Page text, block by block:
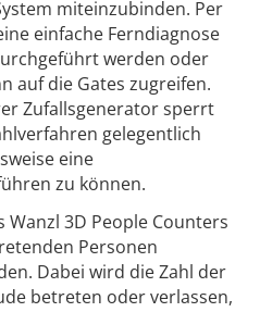
miteinzubinden. Per
einfache Ferndiagnose
werden oder
auf die Gates zugreifen.
Zufallsgenerator sperrt
gelegentlich
eine
zu können.
3D People Counters
Personen
Dabei wird die Zahl der
betreten oder verlassen,